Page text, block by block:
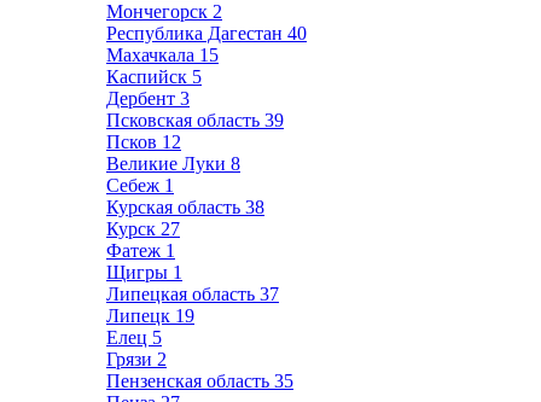
Мончегорск 2
Республика Дагестан 40
Махачкала 15
Каспийск 5
Дербент 3
Псковская область 39
Псков 12
Великие Луки 8
Себеж 1
Курская область 38
Курск 27
Фатеж 1
Щигры 1
Липецкая область 37
Липецк 19
Елец 5
Грязи 2
Пензенская область 35